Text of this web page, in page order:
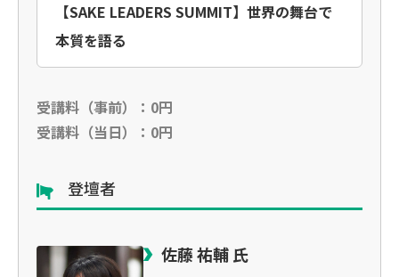
【SAKE LEADERS SUMMIT】世界の舞台で
本質を語る
受講料（事前）：0円
受講料（当日）：0円
登壇者
佐藤 祐輔 氏